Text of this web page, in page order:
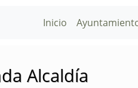
Inicio
Alcaldía